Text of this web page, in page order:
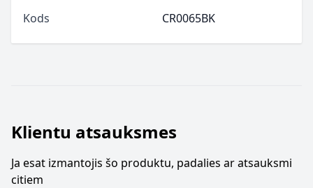
Kods CR0065BK
Klientu atsauksmes
Ja esat izmantojis šo produktu, padalies ar atsauksmi
citiem